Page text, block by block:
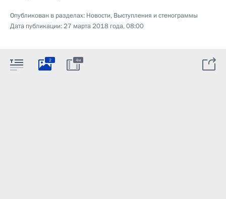
Опубликован в разделах: Новости, Выступления и стенограммы
Дата публикации:27 марта 2018 года, 08:00
2 4м